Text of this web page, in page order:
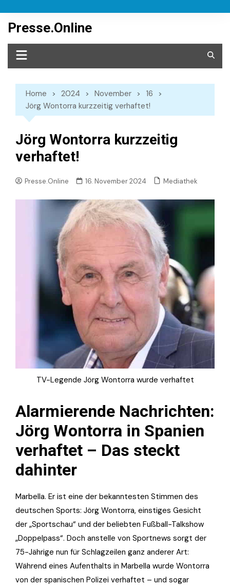
content
Presse.Online
Home 2024 November
16
Jörg Wontorra kurzzeitig verhaftet!
Jörg Wontorra kurzzeitig
verhaftet!
Presse.Online 16. November 2024 Mediathek
TV-Legende Jörg Wontorra wurde verhaftet
Alarmierende Nachrichten:
Jörg Wontorra in Spanien
verhaftet – Das steckt
dahinter
Marbella. Er ist eine der bekanntesten Stimmen des
deutschen Sports: Jörg Wontorra, einstiges Gesicht
der „Sportschau“ und der beliebten Fußball-Talkshow
„Doppelpass“. Doch anstelle von Sportnews sorgt der
75-Jährige nun für Schlagzeilen ganz anderer Art:
Während eines Aufenthalts in Marbella wurde Wontorra
von der spanischen Polizei verhaftet – und sogar